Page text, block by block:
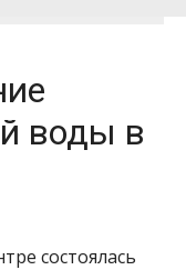
воды в
состоялась